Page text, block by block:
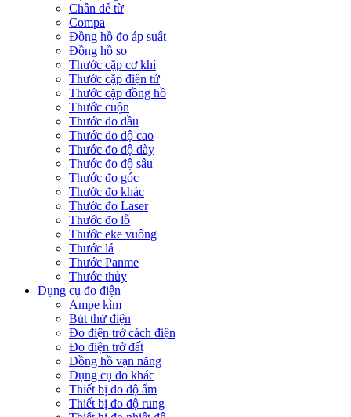
Chân đế từ
Compa
Đồng hồ đo áp suất
Đồng hồ so
Thước cặp cơ khí
Thước cặp điện tử
Thước cặp đồng hồ
Thước cuộn
Thước đo dầu
Thước đo độ cao
Thước đo độ dày
Thước đo độ sâu
Thước đo góc
Thước đo khác
Thước đo Laser
Thước đo lỗ
Thước eke vuông
Thước lá
Thước Panme
Thước thủy
Dụng cụ đo điện
Ampe kìm
Bút thử điện
Đo điện trở cách điện
Đo điện trở đất
Đồng hồ vạn năng
Dụng cụ đo khác
Thiết bị đo độ ẩm
Thiết bị đo độ rung